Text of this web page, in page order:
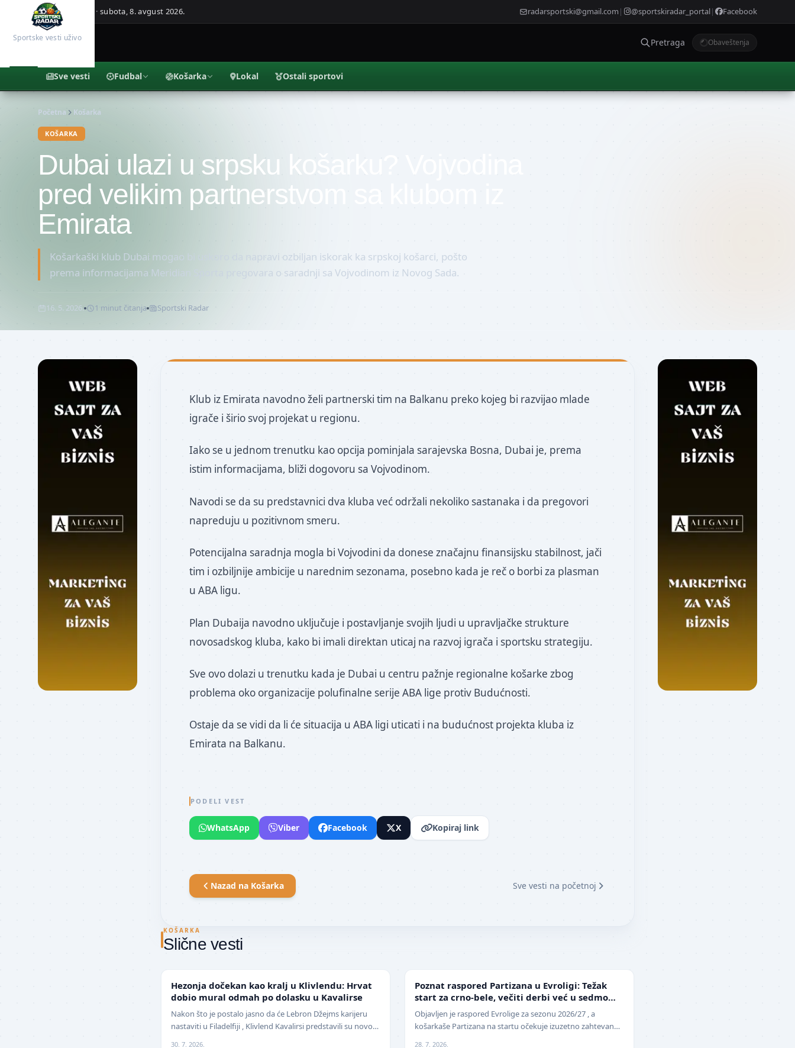
Sportske vesti uživo
Beograd, Srbija · subota, 8. avgust 2026. radarsportski@gmail.com | @sportskiradar_portal| Facebook
Pretraga Obaveštenja
Sve vesti Fudbal Košarka Lokal Ostali sportovi
Početna Košarka
KOŠARKA
Dubai ulazi u srpsku košarku? Vojvodina
pred velikim partnerstvom sa klubom iz
Emirata
Košarkaški klub Dubai mogao bi uskoro da napravi ozbiljan iskorak ka srpskoj košarci, pošto
prema informacijama Meridian Sporta pregovara o saradnji sa Vojvodinom iz Novog Sada.
16. 5. 2026. 1 minut čitanja Sportski Radar
Klub iz Emirata navodno želi partnerski tim na Balkanu preko kojeg bi razvijao mlade
igrače i širio svoj projekat u regionu.
Iako se u jednom trenutku kao opcija pominjala sarajevska Bosna, Dubai je, prema
istim informacijama, bliži dogovoru sa Vojvodinom.
Navodi se da su predstavnici dva kluba već održali nekoliko sastanaka i da pregovori
napreduju u pozitivnom smeru.
Potencijalna saradnja mogla bi Vojvodini da donese značajnu finansijsku stabilnost, jači
tim i ozbiljnije ambicije u narednim sezonama, posebno kada je reč o borbi za plasman
u ABA ligu.
Plan Dubaija navodno uključuje i postavljanje svojih ljudi u upravljačke strukture
novosadskog kluba, kako bi imali direktan uticaj na razvoj igrača i sportsku strategiju.
Sve ovo dolazi u trenutku kada je Dubai u centru pažnje regionalne košarke zbog
problema oko organizacije polufinalne serije ABA lige protiv Budućnosti.
Ostaje da se vidi da li će situacija u ABA ligi uticati i na budućnost projekta kluba iz
Emirata na Balkanu.
PODELI VEST
WhatsApp Viber Facebook X Kopiraj link
Nazad na Košarka Sve vesti na početnoj
KOŠARKA
Slične vesti
Hezonja dočekan kao kralj u Klivlendu: Hrvat
dobio mural odmah po dolasku u Kavalirse
Nakon što je postalo jasno da će Lebron Džejms karijeru
nastaviti u Filadelfiji , Klivlend Kavalirsi predstavili su novo
30. 7. 2026.
Poznat raspored Partizana u Evroligi: Težak
start za crno-bele, večiti derbi već u sedmom
kolu
Objavljen je raspored Evrolige za sezonu 2026/27 , a
košarkaše Partizana na startu očekuje izuzetno zahtevan
28. 7. 2026.